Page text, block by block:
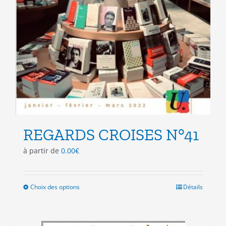
REGARDS CROISES N°41
à partir de 0.00€
Choix des optionsCe
plusieurs
Détails